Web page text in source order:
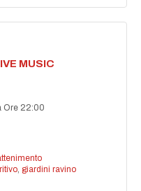
MUSIC
Ore 22:00
, giardini ravino